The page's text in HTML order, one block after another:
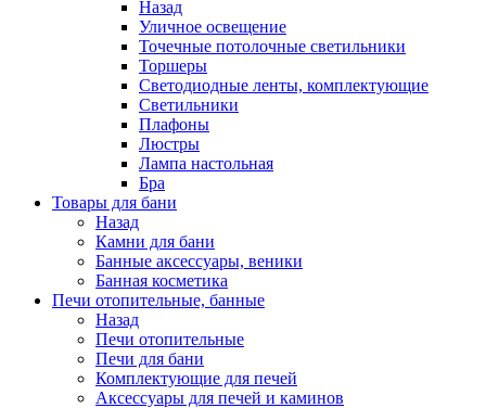
Назад
Уличное освещение
Точечные потолочные светильники
Торшеры
Светодиодные ленты, комплектующие
Светильники
Плафоны
Люстры
Лампа настольная
Бра
Товары для бани
Назад
Камни для бани
Банные аксессуары, веники
Банная косметика
Печи отопительные, банные
Назад
Печи отопительные
Печи для бани
Комплектующие для печей
Аксессуары для печей и каминов